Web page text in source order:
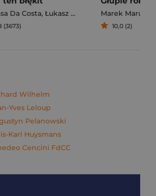
Da Costa, Łukasz Müller
(3673)
Marek
10,0 (2)
Wilhelm
Yves Leloup
Pelanowski
Karl Huysmans
Cencini FdCC